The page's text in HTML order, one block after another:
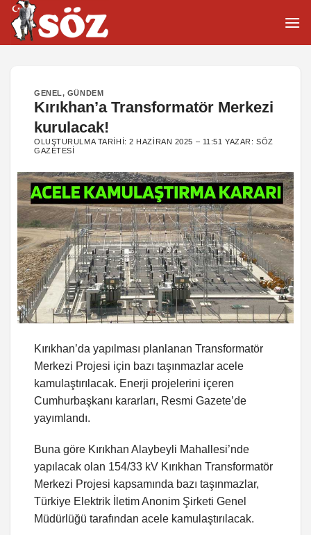
İçeriğe
atla
GENEL, GÜNDEM
Kırıkhan’a Transformatör Merkezi
kurulacak!
OLUŞTURULMA TARIHI:2 HAZIRAN 2025 – 11:51 YAZAR:SÖZ
GAZETESI
Kırıkhan’da yapılması planlanan Transformatör
Merkezi Projesi için bazı taşınmazlar acele
kamulaştırılacak. Enerji projelerini içeren
Cumhurbaşkanı kararları, Resmi Gazete’de
yayımlandı.
Buna göre Kırıkhan Alaybeyli Mahallesi’nde
yapılacak olan 154/33 kV Kırıkhan Transformatör
Merkezi Projesi kapsamında bazı taşınmazlar,
Türkiye Elektrik İletim Anonim Şirketi Genel
Müdürlüğü tarafından acele kamulaştırılacak.